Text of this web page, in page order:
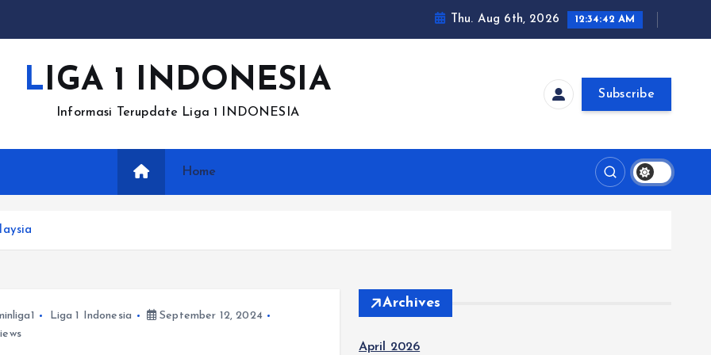
Thu. Aug 6th, 2026 12:34:43 AM
LIGA 1 INDONESIA
Informasi Terupdate Liga 1 INDONESIA
Subscribe
Home
Liga 1 Indonesia
September 12, 2024
Archives
April 2026